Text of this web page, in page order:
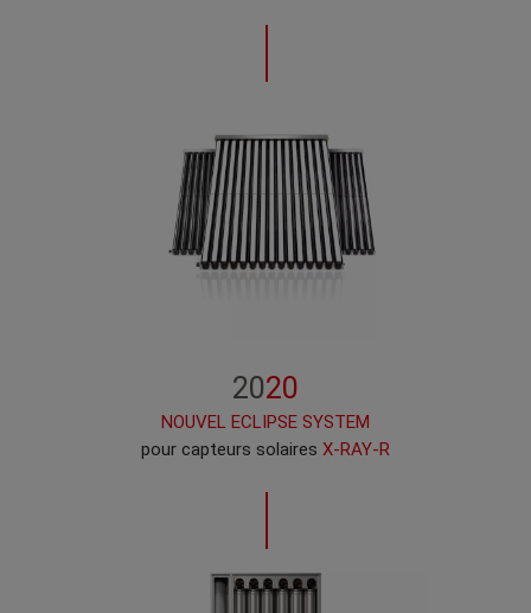
2020
NOUVEL ECLIPSE SYSTEM
pour capteurs solaires X-RAY-R